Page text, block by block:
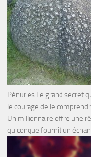
Pénuries Le grand secret
le courage de le
Un millionnaire offre une
quiconque fournit un